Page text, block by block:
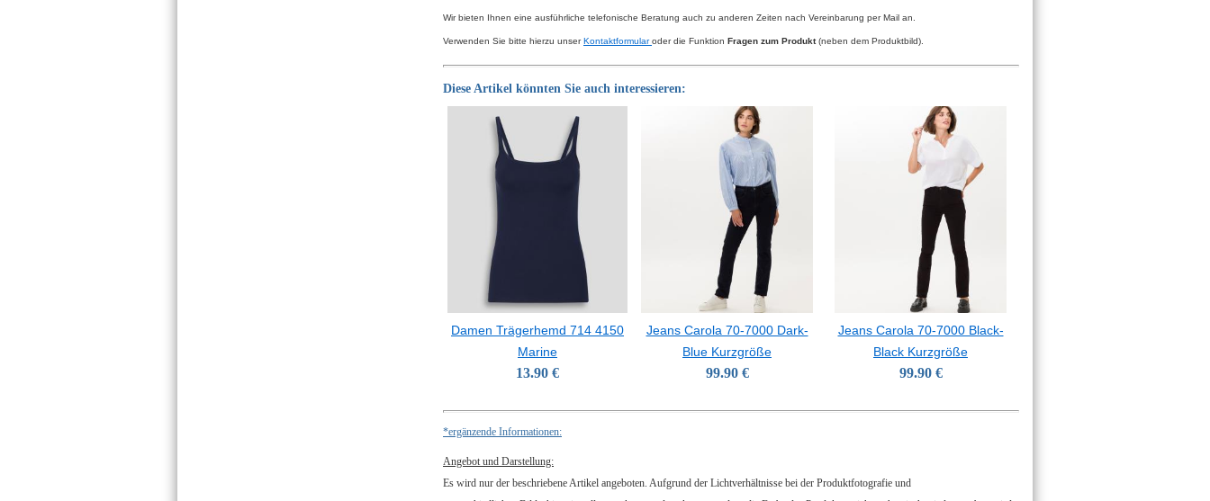
Wir bieten Ihnen eine ausführliche telefonische Beratung auch zu anderen Zeiten nach Vereinbarung per Mail an.
Verwenden Sie bitte hierzu unserKontaktformularoder die Funktion Fragen zum Produkt(neben dem Produktbild).
Diese Artikel könnten Sie auch interessieren:
Damen Trägerhemd 714 4150
Marine
13.90 €
Jeans Carola 70-7000 Dark-
Blue Kurzgröße
99.90 €
Jeans Carola 70-7000 Black-
Black Kurzgröße
99.90 €
*ergänzende Informationen:
Angebot und Darstellung:
Es wird nur der beschriebene Artikel angeboten. Aufgrund der Lichtverhältnisse bei der Produktfotografie und